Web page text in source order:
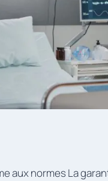
aux normes La